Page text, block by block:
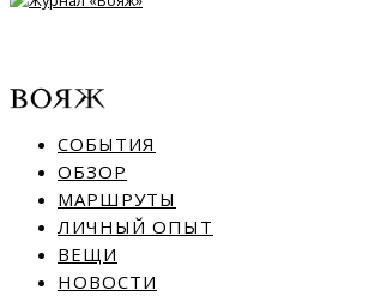
СОБЫТИЯ
ОБЗОР
МАРШРУТЫ
ЛИЧНЫЙ ОПЫТ
ВЕЩИ
НОВОСТИ